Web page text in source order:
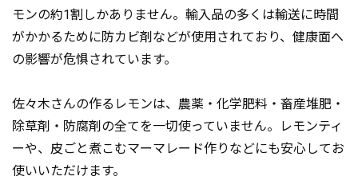
モンの約1割しかありません。輸入品の多くは輸送に時間
がかかるために防カビ剤などが使用されており、健康面へ
の影響が危惧されています。
佐々木さんの作るレモンは、農薬・化学肥料・畜産堆肥・
除草剤・防腐剤の全てを一切使っていません。レモンティ
ーや、皮ごと煮こむマーマレード作りなどにも安心してお
使いいただけます。